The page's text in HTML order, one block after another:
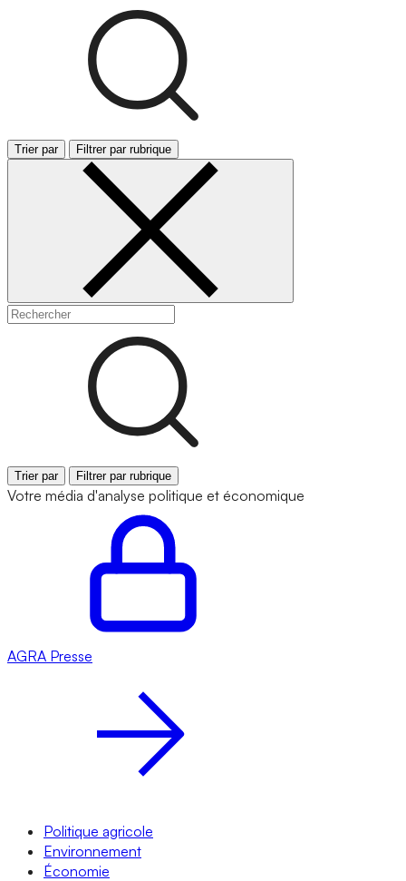
Trier par Filtrer par rubrique
Trier par Filtrer par rubrique
Votre média d'analyse politique et économique
AGRA Presse
Politique agricole
Environnement
Économie